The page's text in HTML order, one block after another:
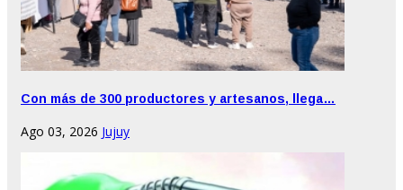
Con más de 300 productores y artesanos, llega…
Ago 03, 2026 Jujuy